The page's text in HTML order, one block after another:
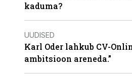
kaduma?
UUDISED
Karl Oder lahkub CV-
ambitsioon areneda.”